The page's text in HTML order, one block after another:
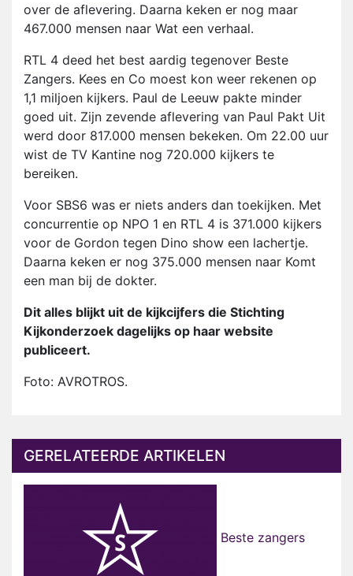
over de aflevering. Daarna keken er nog maar
467.000 mensen naar Wat een verhaal.
RTL 4 deed het best aardig tegenover Beste
Zangers. Kees en Co moest kon weer rekenen op
1,1 miljoen kijkers. Paul de Leeuw pakte minder
goed uit. Zijn zevende aflevering van Paul Pakt Uit
werd door 817.000 mensen bekeken. Om 22.00 uur
wist de TV Kantine nog 720.000 kijkers te
bereiken.
Voor SBS6 was er niets anders dan toekijken. Met
concurrentie op NPO 1 en RTL 4 is 371.000 kijkers
voor de Gordon tegen Dino show een lachertje.
Daarna keken er nog 375.000 mensen naar Komt
een man bij de dokter.
Dit alles blijkt uit de kijkcijfers die Stichting
Kijkonderzoek dagelijks op haar website
publiceert.
Foto: AVROTROS.
GERELATEERDE ARTIKELEN
Beste zangers